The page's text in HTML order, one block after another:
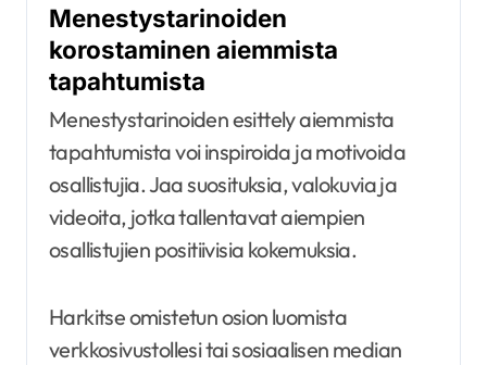
Menestystarinoiden
korostaminen aiemmista
tapahtumista
Menestystarinoiden esittely aiemmista
tapahtumista voi inspiroida ja motivoida
osallistujia. Jaa suosituksia, valokuvia ja
videoita, jotka tallentavat aiempien
osallistujien positiivisia kokemuksia.
Harkitse omistetun osion luomista
verkkosivustollesi tai sosiaalisen median